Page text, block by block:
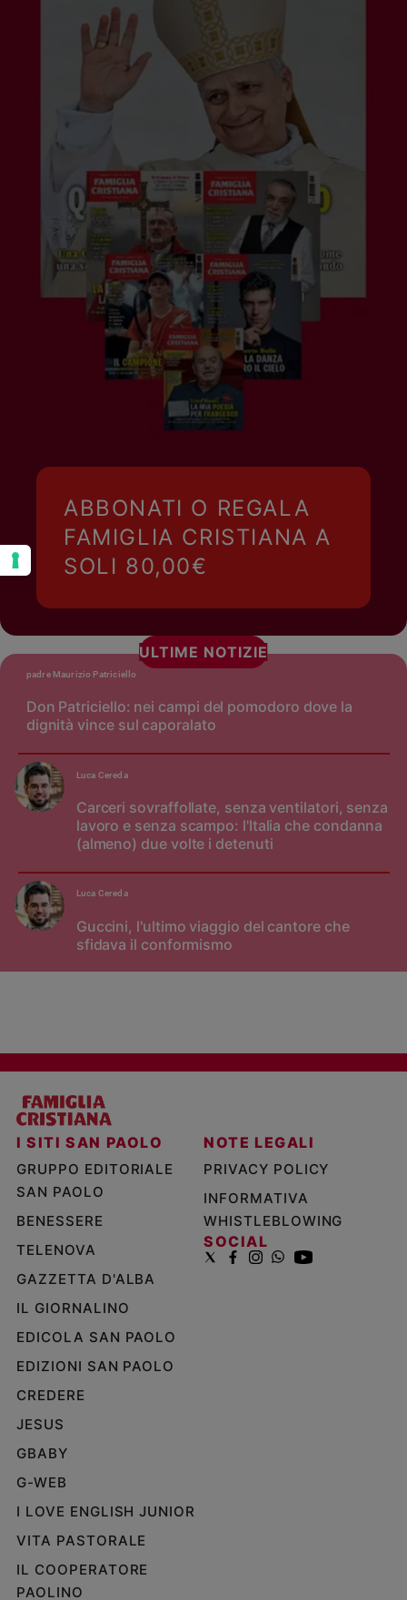
ABBONATI O REGALA
FAMIGLIA CRISTIANA A
SOLI 80,00€
ULTIME NOTIZIE
Don Patriciello: nei campi del pomodoro dove la
dignità vince sul caporalato
padre Maurizio Patriciello
Carceri sovraffollate, senza ventilatori, senza
lavoro e senza scampo: l'Italia che condanna
(almeno) due volte i detenuti
Luca Cereda
Guccini, l'ultimo viaggio del cantore che
sfidava il conformismo
Luca Cereda
I SITI SAN PAOLO
GRUPPO EDITORIALE
SAN PAOLO
BENESSERE
TELENOVA
GAZZETTA D'ALBA
IL GIORNALINO
EDICOLA SAN PAOLO
EDIZIONI SAN PAOLO
CREDERE
JESUS
GBABY
G-WEB
I LOVE ENGLISH JUNIOR
VITA PASTORALE
IL COOPERATORE
PAOLINO
NOTE LEGALI
PRIVACY POLICY
INFORMATIVA
WHISTLEBLOWING
SOCIAL